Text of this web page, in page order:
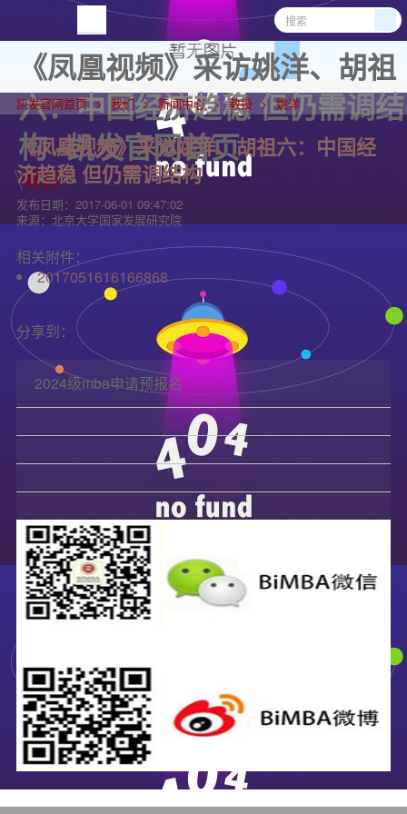
《凤凰视频》采访姚洋、胡祖
六：中国经济趋稳 但仍需调结
构 -凯发官网首页
凯发官网首页 我们 新闻中心 教授 姚洋
《凤凰视频》采访姚洋、胡祖六：中国经
济趋稳 但仍需调结构
发布日期： 2017-06-01 09:47:02
来源： 北京大学国家发展研究院
相关附件：
2017051616166868
分享到：
2024级mba申请预报名